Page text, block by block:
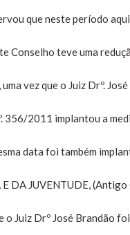
que neste período
Conselho teve uma
vez que o Juiz Drº.
356/2011 implantou a
data foi também
DA JUVENTUDE,
o Juiz Drº José Brandão